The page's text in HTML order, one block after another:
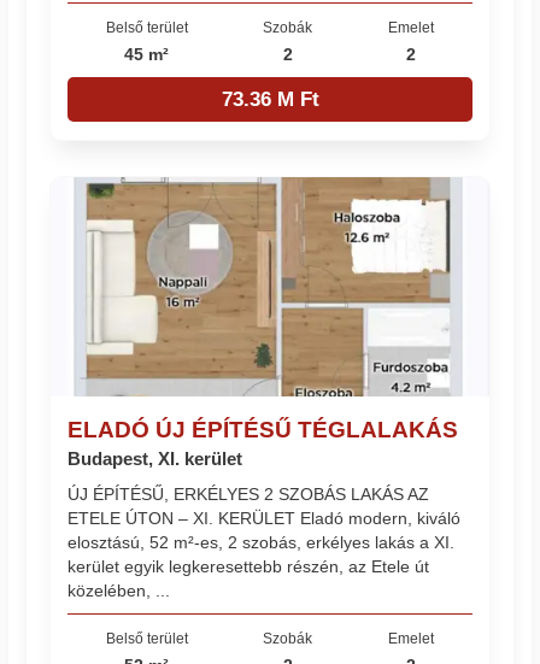
Belső terület
45 m²
Szobák
2
Emelet
2
73.36 M Ft
ELADÓ ÚJ ÉPÍTÉSŰ TÉGLALAKÁS
Budapest, XI. kerület
ÚJ ÉPÍTÉSŰ, ERKÉLYES 2 SZOBÁS LAKÁS AZ
ETELE ÚTON – XI. KERÜLET Eladó modern, kiváló
elosztású, 52 m²-es, 2 szobás, erkélyes lakás a XI.
kerület egyik legkeresettebb részén, az Etele út
közelében, ...
Belső terület Szobák Emelet